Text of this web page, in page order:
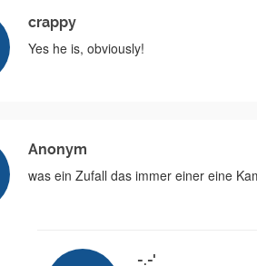
crappy
Yes he is, obviously!
Anonym
was ein Zufall das immer einer eine
-.-'